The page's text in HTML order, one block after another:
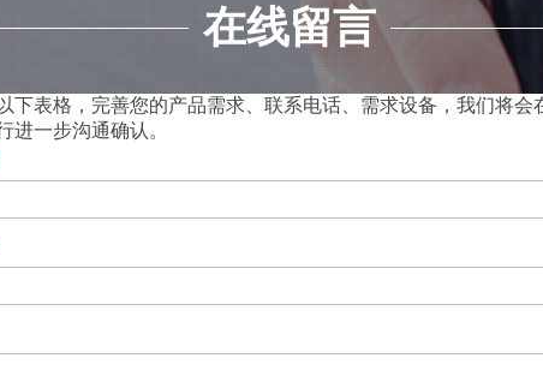
在线留言
下表格，完善您的产品需求、联系电话、需求设备，我们将会
进一步沟通确认。